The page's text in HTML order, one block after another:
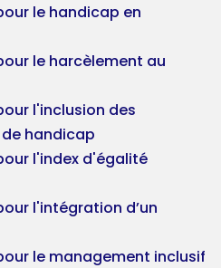
le handicap en
le harcèlement au
l'inclusion des
handicap
l'index d'égalité
l'intégration d’un
le management inclusif